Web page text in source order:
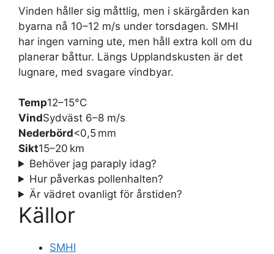
Vinden håller sig måttlig, men i skärgården kan
byarna nå 10–12 m/s under torsdagen. SMHI
har ingen varning ute, men håll extra koll om du
planerar båttur. Längs Upplandskusten är det
lugnare, med svagare vindbyar.
Temp12–15°C
VindSydväst 6–8 m/s
Nederbörd<0,5 mm
Sikt15–20 km
Behöver jag paraply idag?
Hur påverkas pollenhalten?
Är vädret ovanligt för årstiden?
Källor
SMHI